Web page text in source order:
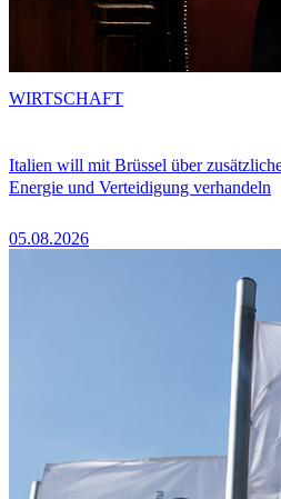
Italien will mit Brüssel über
Energie und Verteidigung verhandeln
05.08.2026
WIRTSCHAFT